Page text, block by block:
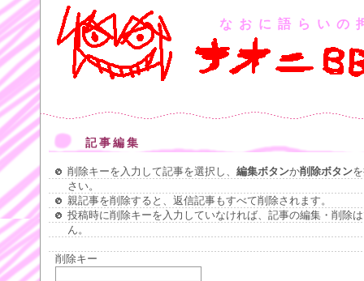
なおに語らいの
記事編集
削除キーを入力して記事を選択し、 編集ボタンか削除ボタン
さい。
親記事を削除すると、返信記事もすべて削除されます。
投稿時に削除キーを入力していなければ、記事の編集・削除
ん。
削除キー